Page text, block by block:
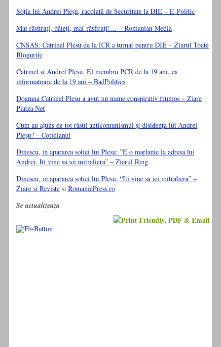
Soţia lui Andrei Pleşu, racolată de Securitate la DIE – E-Politic
Mai răsfiraţi, băieţi, mai răsfiraţi!… – Romanian Media
CNSAS: Catrinel Plesu de la ICR a turnat pentru DIE – Ziarul Toate
Blogurile
Catrinel si Andrei Plesu. El membru PCR de la 19 ani, ea
informatoare de la 19 ani – BadPolitics
Doamna Catrinel Plesu a avut un nume conspirativ frumos – Ziare
Piatza Net
Cum au ajuns de tot râsul anticomunismul şi disidenţa lui Andrei
Pleşu? – Cotidianul
Dinescu, in apararea sotiei lui Plesu: ”E o marlanie la adresa lui
Andrei. Iti vine sa iei mitraliera” – Ziarul Ring
Dinescu, in apararea sotiei lui Plesu: “Iti vine sa iei mitraliera” –
Ziare si Reviste si RomaniaPress.ro
Se actualizeaza